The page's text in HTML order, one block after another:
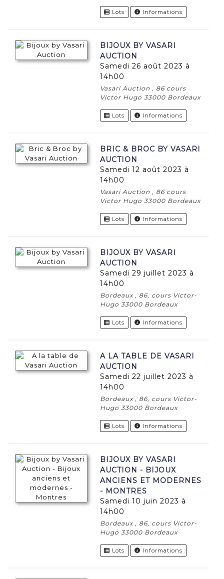
Lots Informations
BIJOUX BY VASARI
AUCTION
samedi 26 août 2023 à
14h00
Vasari Auction , 86 cours
Victor Hugo 33000 Bordeaux
Lots Informations
BRIC & BROC BY VASARI
AUCTION
samedi 12 août 2023 à
14h00
Vasari Auction , 86 cours
Victor Hugo 33000 Bordeaux
Lots Informations
BIJOUX BY VASARI
AUCTION
samedi 29 juillet 2023 à
14h00
Bordeaux , 86, cours Victor-
Hugo 33000 Bordeaux
Lots Informations
A LA TABLE DE VASARI
AUCTION
samedi 22 juillet 2023 à
14h00
Bordeaux , 86, cours Victor-
Hugo 33000 Bordeaux
Lots Informations
BIJOUX BY VASARI
AUCTION - BIJOUX
ANCIENS ET MODERNES
- MONTRES
samedi 10 juin 2023 à
14h00
Bordeaux , 86, cours Victor-
Hugo 33000 Bordeaux
Lots Informations